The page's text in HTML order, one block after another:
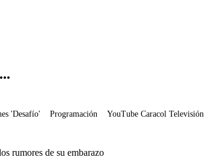
'Desafío' Programación YouTube Caracol Televisión
rumores de su embarazo